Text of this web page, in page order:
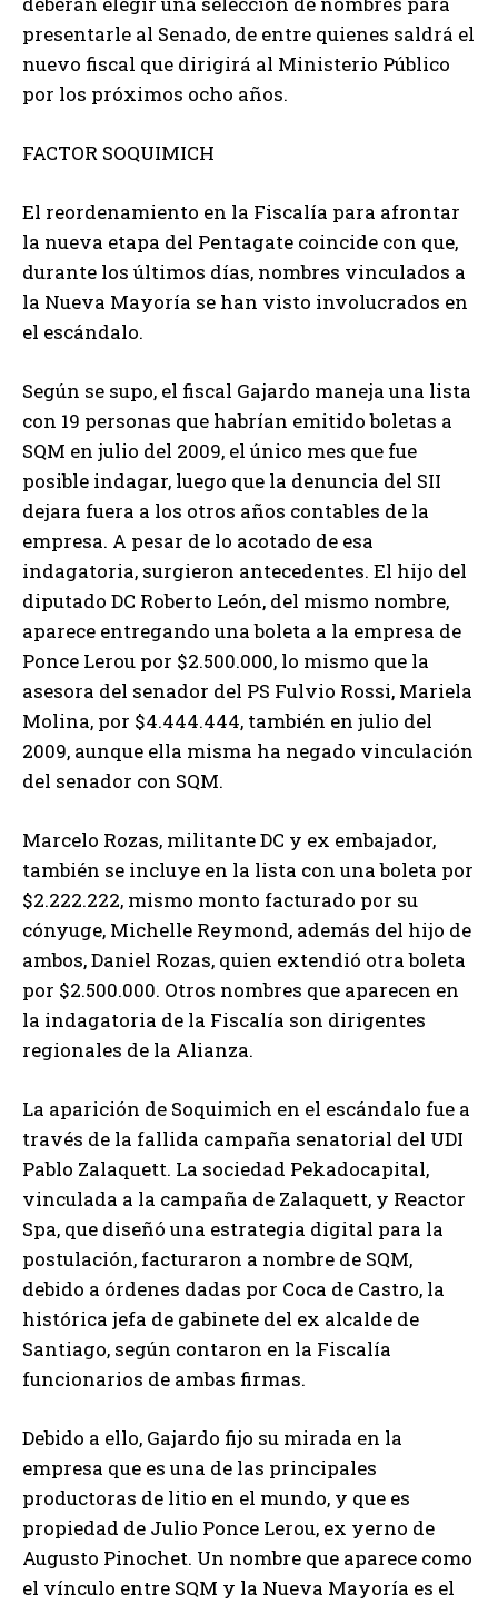
presentarle al Senado, de entre quienes saldrá el
nuevo fiscal que dirigirá al Ministerio Público
por los próximos ocho años.
FACTOR SOQUIMICH
El reordenamiento en la Fiscalía para afrontar
la nueva etapa del Pentagate coincide con que,
durante los últimos días, nombres vinculados a
la Nueva Mayoría se han visto involucrados en
el escándalo.
Según se supo, el fiscal Gajardo maneja una lista
con 19 personas que habrían emitido boletas a
SQM en julio del 2009, el único mes que fue
posible indagar, luego que la denuncia del SII
dejara fuera a los otros años contables de la
empresa. A pesar de lo acotado de esa
indagatoria, surgieron antecedentes. El hijo del
diputado DC Roberto León, del mismo nombre,
aparece entregando una boleta a la empresa de
Ponce Lerou por $2.500.000, lo mismo que la
asesora del senador del PS Fulvio Rossi, Mariela
Molina, por $4.444.444, también en julio del
2009, aunque ella misma ha negado vinculación
del senador con SQM.
Marcelo Rozas, militante DC y ex embajador,
también se incluye en la lista con una boleta por
$2.222.222, mismo monto facturado por su
cónyuge, Michelle Reymond, además del hijo de
ambos, Daniel Rozas, quien extendió otra boleta
por $2.500.000. Otros nombres que aparecen en
la indagatoria de la Fiscalía son dirigentes
regionales de la Alianza.
La aparición de Soquimich en el escándalo fue a
través de la fallida campaña senatorial del UDI
Pablo Zalaquett. La sociedad Pekadocapital,
vinculada a la campaña de Zalaquett, y Reactor
Spa, que diseñó una estrategia digital para la
postulación, facturaron a nombre de SQM,
debido a órdenes dadas por Coca de Castro, la
histórica jefa de gabinete del ex alcalde de
Santiago, según contaron en la Fiscalía
funcionarios de ambas firmas.
Debido a ello, Gajardo fijo su mirada en la
empresa que es una de las principales
productoras de litio en el mundo, y que es
propiedad de Julio Ponce Lerou, ex yerno de
Augusto Pinochet. Un nombre que aparece como
el vínculo entre SQM y la Nueva Mayoría es el